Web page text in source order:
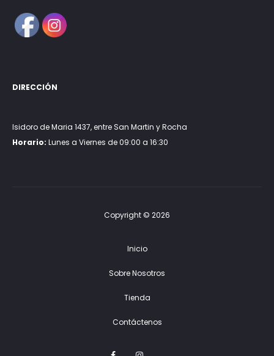
DIRECCIÓN
Isidoro de Maria 1437, entre San Martin y Rocha
Horario: Lunes a Viernes de 09:00 a 16:30
Copyright © 2026
Inicio
Sobre Nosotros
Tienda
Contáctenos